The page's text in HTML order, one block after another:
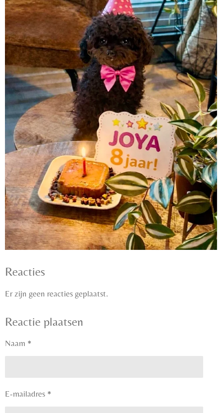
Reacties
Er zijn geen reacties geplaatst.
Reactie plaatsen
Naam *
E-mailadres *